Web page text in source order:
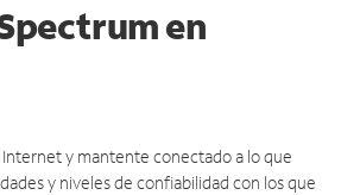
en
y mantente conectado a lo que
y niveles de confiabilidad con los que